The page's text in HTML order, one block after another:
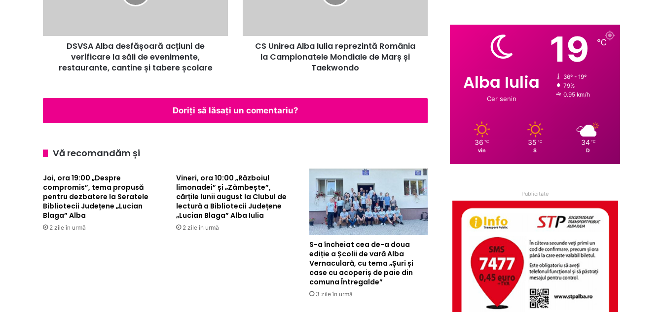
de
evenimente,
restaurante,
cantine
școlare
DSVSA Alba desfășoară acțiuni de
verificare la săli de evenimente,
restaurante, cantine și tabere școlare
Mondiale
CS Unirea Alba Iulia reprezintă România
la Campionatele Mondiale de Marș și
Taekwondo
Doriți să lăsați un comentariu?
Vă recomandăm și
Joi, ora 19:00 „Despre
compromis”, tema propusă
pentru dezbatere la Seratele
Bibliotecii Județene „Lucian
Blaga” Alba
2 zile în urmă
Vineri, ora 10:00 „Războiul
limonadei” și „Zâmbește”,
cărțile lunii august la Clubul de
lectură a Bibliotecii Județene
„Lucian Blaga” Alba Iulia
2 zile în urmă
S-a încheiat cea de-a doua
ediție a Școlii de vară Alba
Vernaculară, cu tema „Șuri și
case cu acoperiș de paie din
comuna Întregalde”
3 zile în urmă
Alba Iulia
Cer senin
19 ℃
36º - 19º
79%
0.95 km/h
36 ℃
vin
35 ℃
S
34 ℃
D
Publicitate